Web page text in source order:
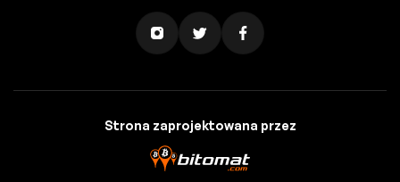
Strona zaprojektowana przez